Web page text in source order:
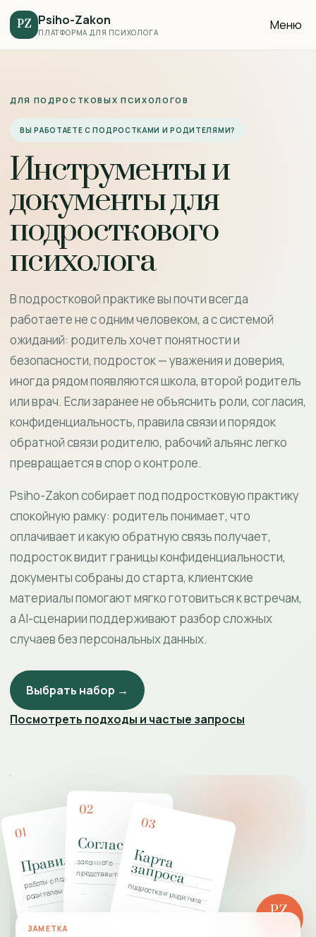
PZ Psiho-Zakon
ПЛАТФОРМА ДЛЯ ПСИХОЛОГА Меню
ДЛЯ ПОДРОСТКОВЫХ ПСИХОЛОГОВ
ВЫ РАБОТАЕТЕ С ПОДРОСТКАМИ И РОДИТЕЛЯМИ?
Инструменты и
документы для
подросткового
психолога
В подростковой практике вы почти всегда
работаете не с одним человеком, а с системой
ожиданий: родитель хочет понятности и
безопасности, подросток — уважения и доверия,
иногда рядом появляются школа, второй родитель
или врач. Если заранее не объяснить роли, согласия,
конфиденциальность, правила связи и порядок
обратной связи родителю, рабочий альянс легко
превращается в спор о контроле.
Psiho-Zakon собирает под подростковую практику
спокойную рамку: родитель понимает, что
оплачивает и какую обратную связь получает,
подросток видит границы конфиденциальности,
документы собраны до старта, клиентские
материалы помогают мягко готовиться к встречам,
а AI-сценарии поддерживают разбор сложных
случаев без персональных данных.
Выбрать набор →
Посмотреть подходы и частые запросы
01
Правила
работы с подростком и
родителем
02
Согласие
законного
представителя
03
К
а
р
т
а
з
а
п
р
о
с
а
подростка и родителя
PZ
ЗАМЕТКА